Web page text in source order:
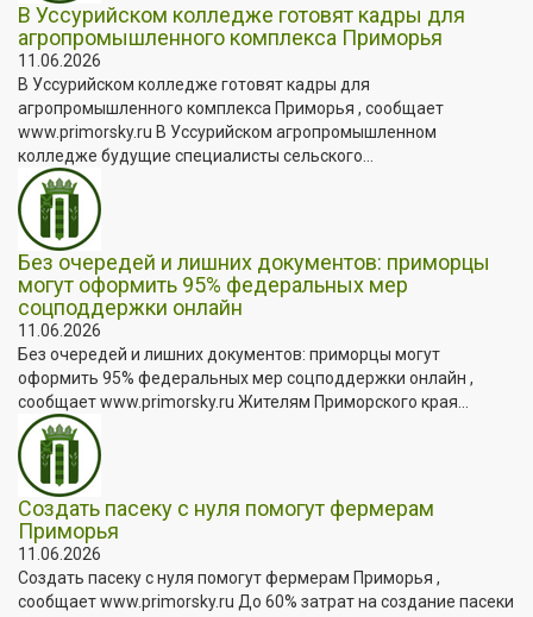
В Уссурийском колледже готовят кадры для
агропромышленного комплекса Приморья
11.06.2026
В Уссурийском колледже готовят кадры для
агропромышленного комплекса Приморья , сообщает
www.primorsky.ru В Уссурийском агропромышленном
колледже будущие специалисты сельского...
Без очередей и лишних документов: приморцы
могут оформить 95% федеральных мер
соцподдержки онлайн
11.06.2026
Без очередей и лишних документов: приморцы могут
оформить 95% федеральных мер соцподдержки онлайн ,
сообщает www.primorsky.ru Жителям Приморского края...
Создать пасеку с нуля помогут фермерам
Приморья
11.06.2026
Создать пасеку с нуля помогут фермерам Приморья ,
сообщает www.primorsky.ru До 60% затрат на создание пасеки